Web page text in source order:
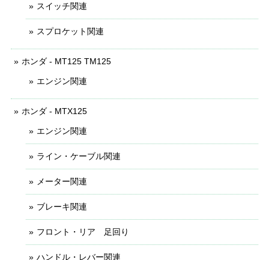
スイッチ関連
スプロケット関連
ホンダ - MT125 TM125
エンジン関連
ホンダ - MTX125
エンジン関連
ライン・ケーブル関連
メーター関連
ブレーキ関連
フロント・リア 足回り
ハンドル・レバー関連